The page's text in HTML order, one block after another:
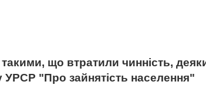
що втратили чинність,
УРСР "Про зайнятість населення"